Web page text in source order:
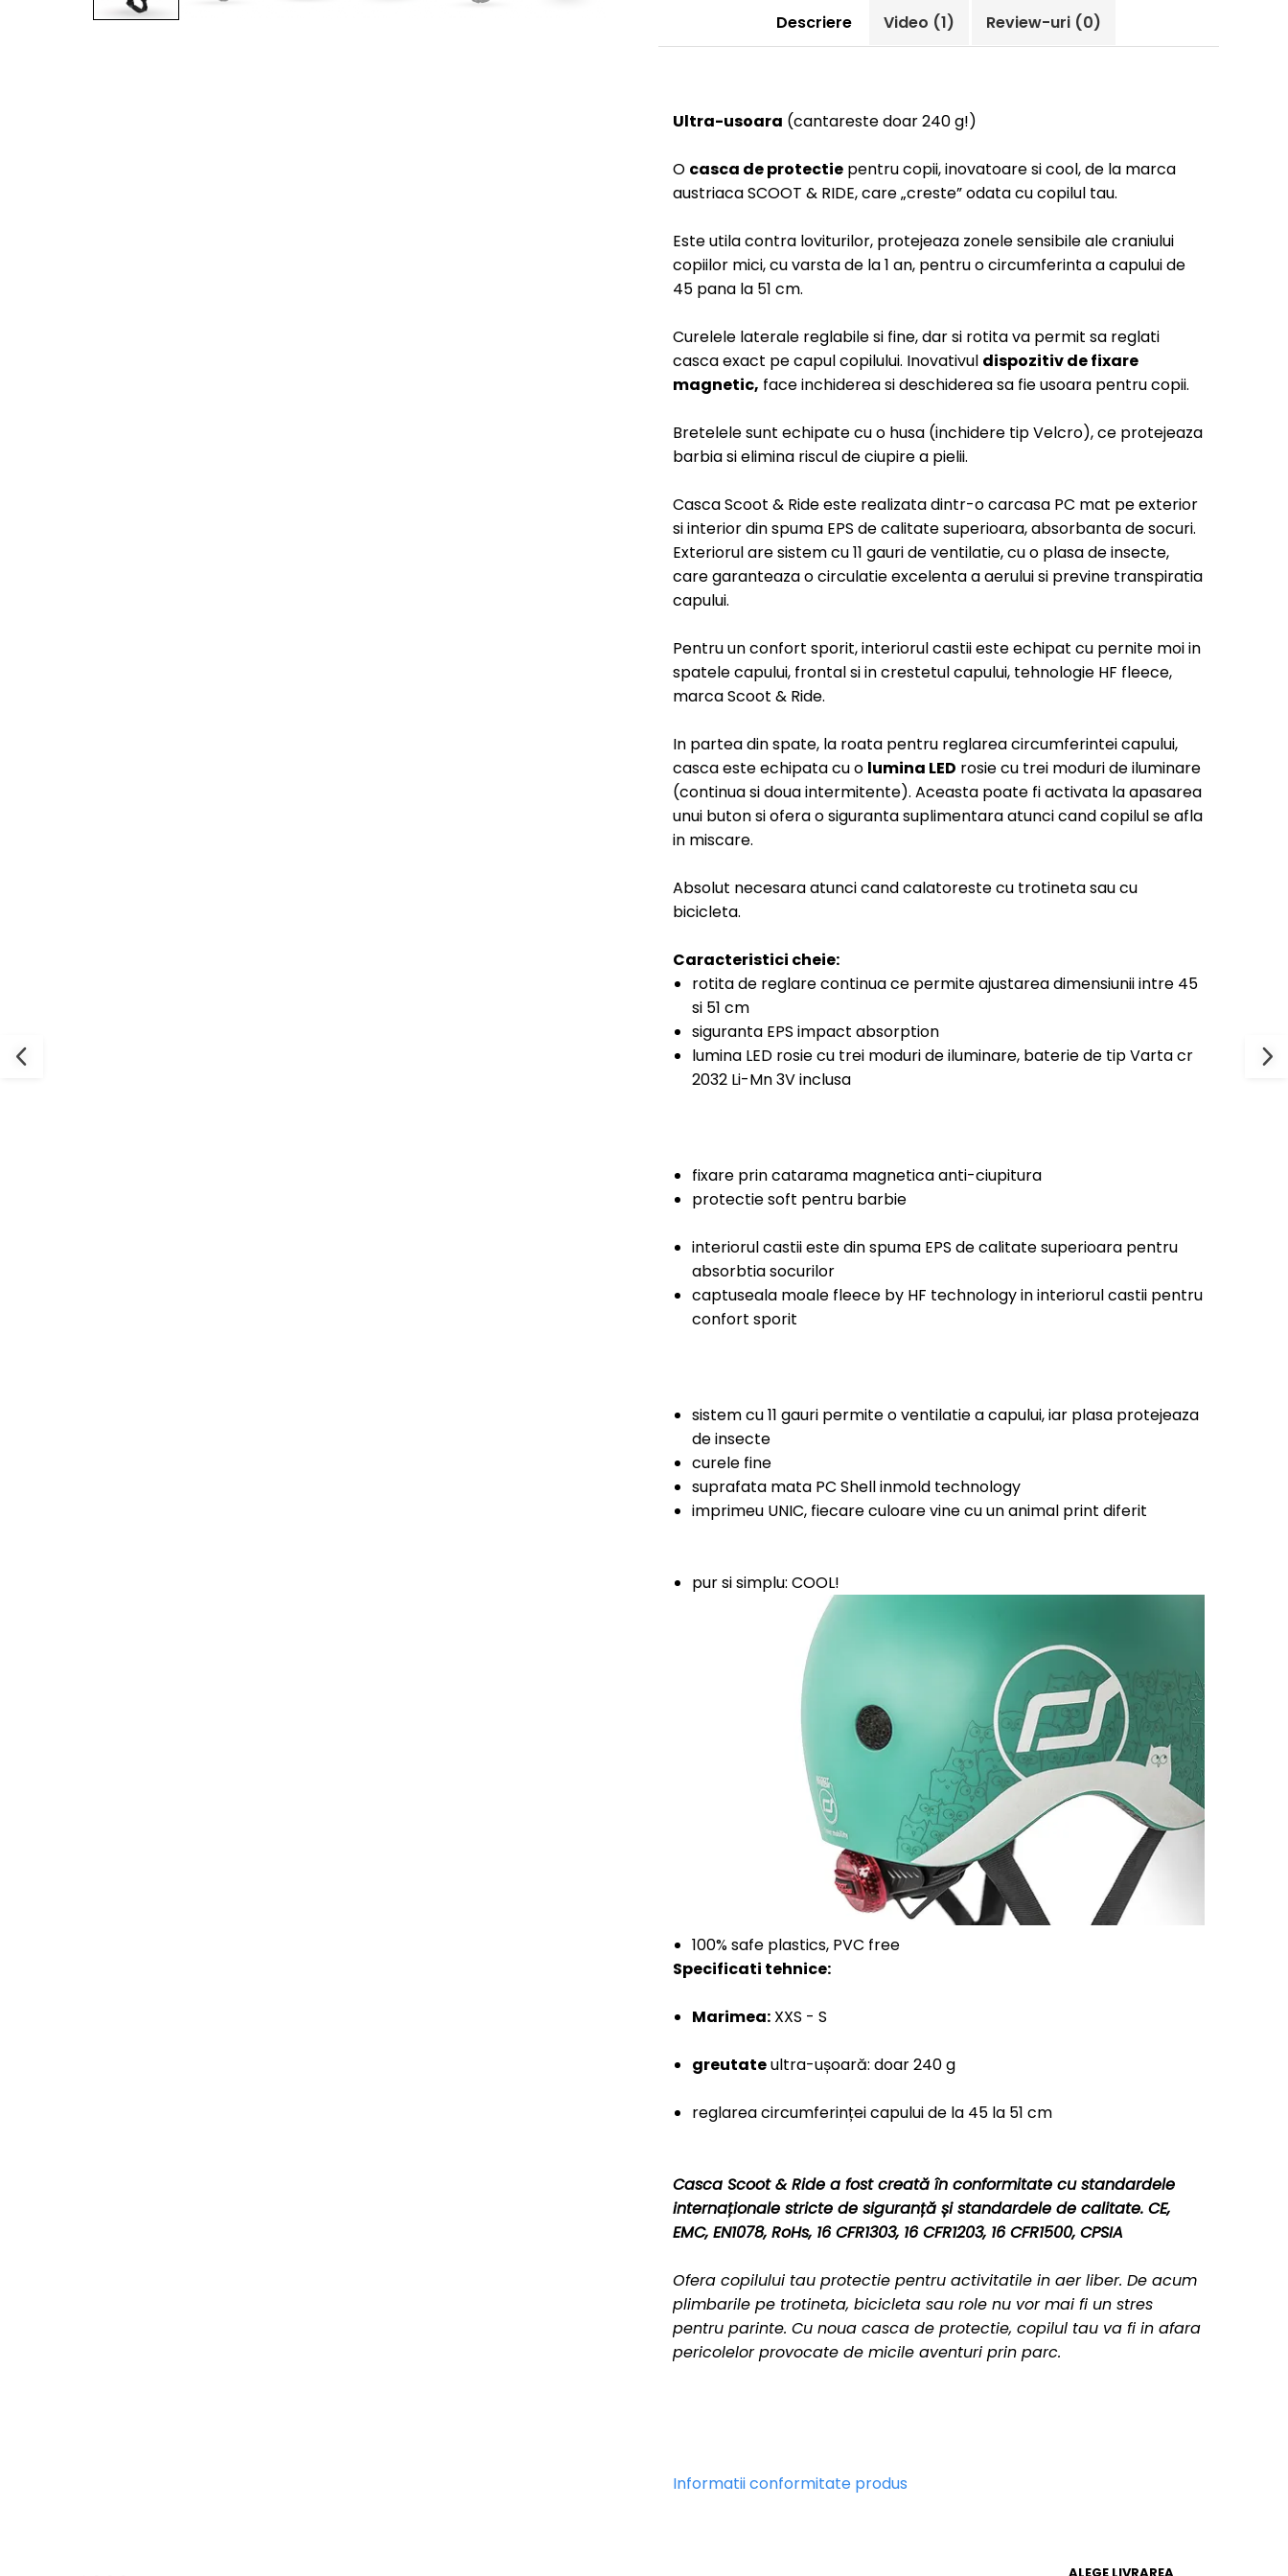
Descriere Video (1) Review-uri (0)
Ultra-usoara (cantareste doar 240 g!)
O casca de protectie pentru copii, inovatoare si cool, de la marca
austriaca SCOOT & RIDE, care „creste” odata cu copilul tau.
Este utila contra loviturilor, protejeaza zonele sensibile ale craniului
copiilor mici, cu varsta de la 1 an, pentru o circumferinta a capului de
45 pana la 51 cm.
Curelele laterale reglabile si fine, dar si rotita va permit sa reglati
casca exact pe capul copilului. Inovativul dispozitiv de fixare
magnetic, face inchiderea si deschiderea sa fie usoara pentru copii.
Bretelele sunt echipate cu o husa (inchidere tip Velcro), ce protejeaza
barbia si elimina riscul de ciupire a pielii.
Casca Scoot & Ride este realizata dintr-o carcasa PC mat pe exterior
si interior din spuma EPS de calitate superioara, absorbanta de socuri.
Exteriorul are sistem cu 11 gauri de ventilatie, cu o plasa de insecte,
care garanteaza o circulatie excelenta a aerului si previne transpiratia
capului.
Pentru un confort sporit, interiorul castii este echipat cu pernite moi in
spatele capului, frontal si in crestetul capului, tehnologie HF fleece,
marca Scoot & Ride.
In partea din spate, la roata pentru reglarea circumferintei capului,
casca este echipata cu o lumina LED rosie cu trei moduri de iluminare
(continua si doua intermitente). Aceasta poate fi activata la apasarea
unui buton si ofera o siguranta suplimentara atunci cand copilul se afla
in miscare.
Absolut necesara atunci cand calatoreste cu trotineta sau cu
bicicleta.
Caracteristici cheie:
rotita de reglare continua ce permite ajustarea dimensiunii intre 45
si 51 cm
siguranta EPS impact absorption
lumina LED rosie cu trei moduri de iluminare, baterie de tip Varta cr
2032 Li-Mn 3V inclusa
fixare prin catarama magnetica anti-ciupitura
protectie soft pentru barbie
interiorul castii este din spuma EPS de calitate superioara pentru
absorbtia socurilor
captuseala moale fleece by HF technology in interiorul castii pentru
confort sporit
sistem cu 11 gauri permite o ventilatie a capului, iar plasa protejeaza
de insecte
curele fine
suprafata mata PC Shell inmold technology
imprimeu UNIC, fiecare culoare vine cu un animal print diferit
pur si simplu: COOL!
100% safe plastics, PVC free
Specificati tehnice:
Marimea: XXS - S
greutateultra-ușoară: doar 240 g
reglarea circumferinței capului de la 45 la 51 cm
Casca Scoot & Ride a fost creată în conformitate cu standardele
internaționale stricte de siguranță și standardele de calitate. CE,
EMC, EN1078, RoHs, 16 CFR1303, 16 CFR1203, 16 CFR1500, CPSIA
Ofera copilului tau protectie pentru activitatile in aer liber. De acum
plimbarile pe trotineta, bicicleta sau role nu vor mai fi un stres
pentru parinte. Cu noua casca de protectie, copilul tau va fi in afara
pericolelor provocate de micile aventuri prin parc.
Informatii conformitate produs